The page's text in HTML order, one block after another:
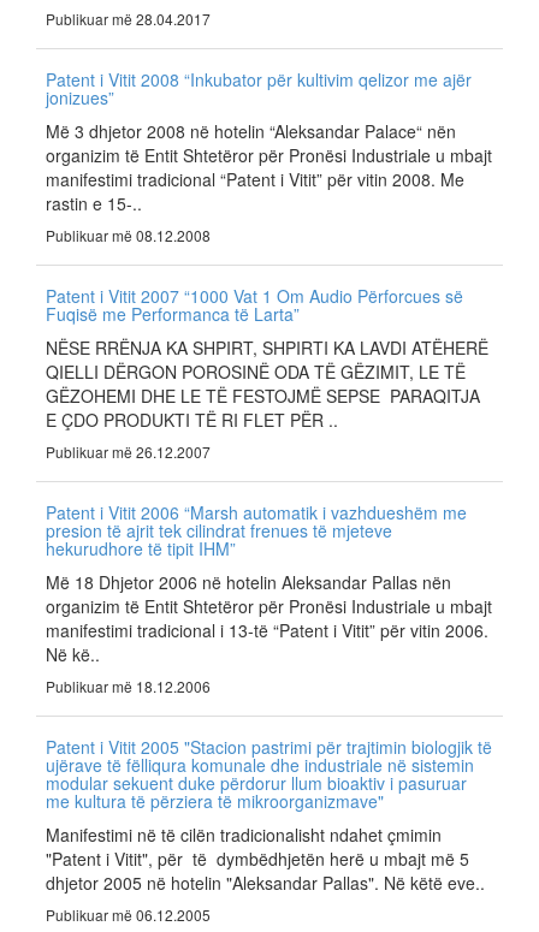
Publikuar më 28.04.2017
Patent i Vitit 2008 “Inkubator për kultivim qelizor me ajër
jonizues”
Më 3 dhjetor 2008 në hotelin “Aleksandar Palace“ nën
organizim të Entit Shtetëror për Pronësi Industriale u mbajt
manifestimi tradicional “Patent i Vitit” për vitin 2008. Me
rastin e 15-..
Publikuar më 08.12.2008
Patent i Vitit 2007 “1000 Vat 1 Om Audio Përforcues së
Fuqisë me Performanca të Larta”
NËSE RRËNJA KA SHPIRT, SHPIRTI KA LAVDI ATËHERË
QIELLI DËRGON POROSINË ODA TË GËZIMIT, LE TË
GËZOHEMI DHE LE TË FESTOJMË SEPSE PARAQITJA
E ÇDO PRODUKTI TË RI FLET PËR ..
Publikuar më 26.12.2007
Patent i Vitit 2006 “Marsh automatik i vazhdueshëm me
presion të ajrit tek cilindrat frenues të mjeteve
hekurudhore të tipit IHM”
Më 18 Dhjetor 2006 në hotelin Aleksandar Pallas nën
organizim të Entit Shtetëror për Pronësi Industriale u mbajt
manifestimi tradicional i 13-të “Patent i Vitit” për vitin 2006.
Në kë..
Publikuar më 18.12.2006
Patent i Vitit 2005 "Stacion pastrimi për trajtimin biologjik të
ujërave të fëlliqura komunale dhe industriale në sistemin
modular sekuent duke përdorur llum bioaktiv i pasuruar
me kultura të përziera të mikroorganizmave"
Manifestimi në të cilën tradicionalisht ndahet çmimin
"Patent i Vitit", për të dymbëdhjetën herë u mbajt më 5
dhjetor 2005 në hotelin "Aleksandar Pallas". Në këtë eve..
Publikuar më 06.12.2005